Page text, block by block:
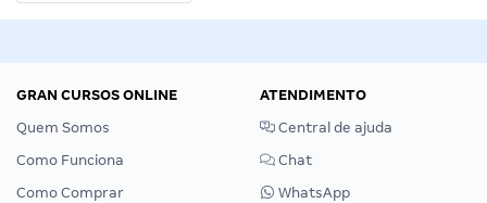
GRAN CURSOS ONLINE
Quem Somos
Como Funciona
Como Comprar
ATENDIMENTO
Central de ajuda
Chat
WhatsApp